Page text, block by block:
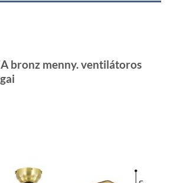
bronz menny. ventilátoros